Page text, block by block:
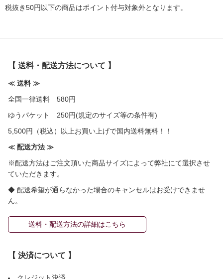
税抜き50円以下の商品はポイント付与対象外となります。
【 送料・配送方法について 】
≪ 送料 ≫
全国一律送料 580円
ゆうパケット 250円(規定のサイズ等の条件有)
5,500円（税込）以上お買い上げで国内送料無料！！
≪ 配送方法 ≫
※配送方法はご注文頂いた商品サイズによって弊社にて選択させ
ていただきます。
◆ 配送希望が通らなかった場合のキャンセルはお受けできませ
ん。
送料・配送方法の詳細はこちら
【 決済について 】
クレジット決済